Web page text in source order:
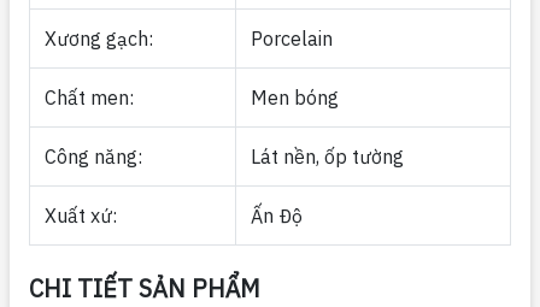
Xương gạch: Porcelain
Chất men: Men bóng
Công năng: Lát nền, ốp tường
Xuất xứ: Ấn Độ
CHI TIẾT SẢN PHẨM